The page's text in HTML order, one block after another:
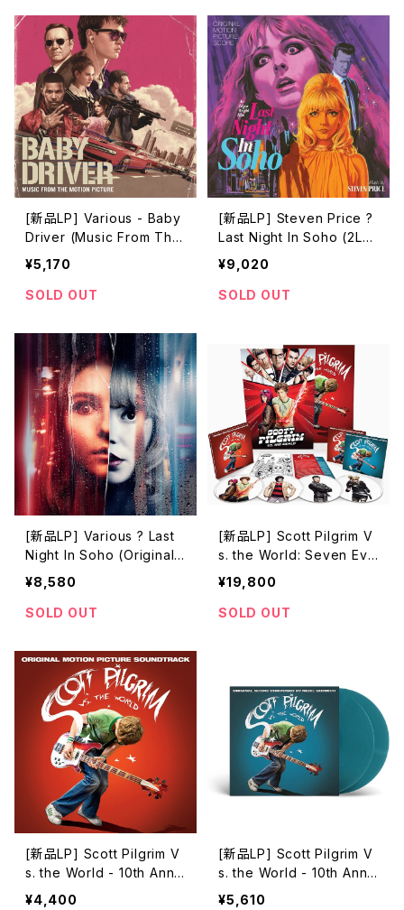
[新品LP] Various - Baby
Driver (Music From The
Motion Picture) (2LP) /
ベイビー・ドライバー
¥5,170
SOLD OUT
[新品LP] Steven Price ?
Last Night In Soho (2LP,
180g)
¥9,020
SOLD OUT
[新品LP] Various ? Last
Night In Soho (Original
Motion Picture Soundtra
ck) / ラストナイト・イン・ソ
ーホー
¥8,580
SOLD OUT
[新品LP] Scott Pilgrim V
s. the World: Seven Evil
Exes Edition / スコット・ピ
ルグリム VS. 邪悪な元カレ
軍団
¥19,800
SOLD OUT
[新品LP] Scott Pilgrim V
s. the World - 10th Anniv
ersary Edition / スコット・
¥4,400
[新品LP] Scott Pilgrim V
s. the World - 10th Anniv
ersary Edition / スコット・
¥5,610